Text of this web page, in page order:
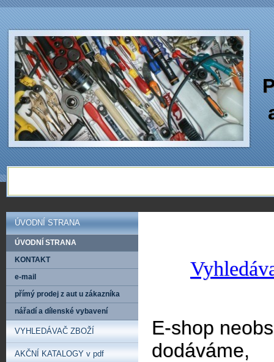
E-shop
dodáváme,
ÚVODNÍ STRANA
ÚVODNÍ STRANA
KONTAKT
e-mail
přímý prodej z aut u zákazníka
nářadí a dílenské vybavení
VYHLEDÁVAČ ZBOŽÍ
AKČNÍ KATALOGY v pdf